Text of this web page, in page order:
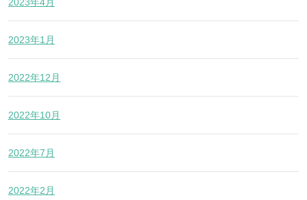
2023年4月
2023年1月
2022年12月
2022年10月
2022年7月
2022年2月